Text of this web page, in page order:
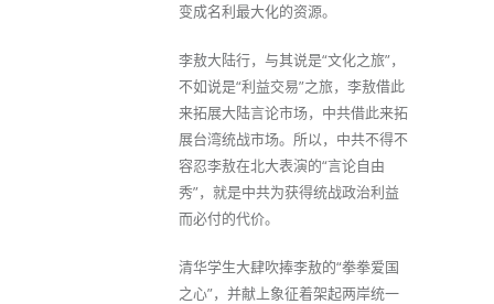
变成名利最大化的资源。
李敖大陆行，与其说是“文化之旅”，
不如说是“利益交易”之旅，李敖借此
来拓展大陆言论市场，中共借此来拓
展台湾统战市场。所以，中共不得不
容忍李敖在北大表演的“言论自由
秀”，就是中共为获得统战政治利益
而必付的代价。
清华学生大肆吹捧李敖的“拳拳爱国
之心”，并献上象征着架起两岸统一